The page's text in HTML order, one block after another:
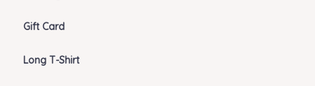
Gift Card
Long T-Shirt